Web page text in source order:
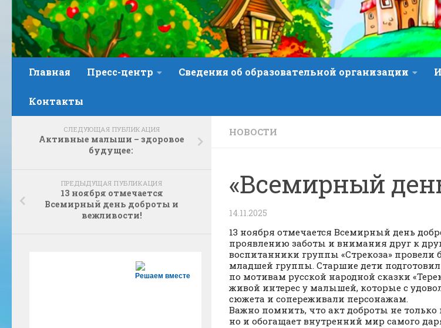
Главная Пресс-центр Сведения об образовательной организации
Контакты
НОВОСТИ
«Всемирный
14.11.2025
13 ноября отмечается Всемирный день
проявлению заботы и внимания друг к
воспитанники группы «Стрекоза»
младшей группы. Старшие дети
по мотивам русской народной сказки
живой интерес у малышей, которые с
сюжета и сопереживали персонажам.
Важно помнить, что акт доброты не
но и обогащает внутренний мир самого
СЛЕДУЮЩАЯ ПУБЛИКАЦИЯ
Активные малыши – здоровое
будущее:
ПРЕДЫДУЩАЯ ПУБЛИКАЦИЯ
13 ноября отмечается
Всемирный день доброты и
вежливости!
Решаем вместе